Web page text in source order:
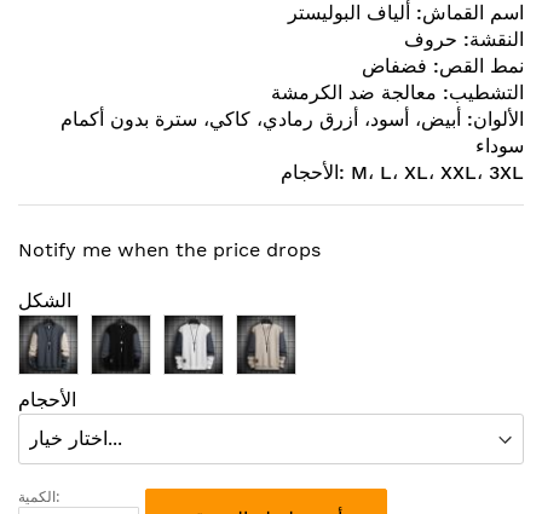
اسم القماش: ألياف البوليستر
النقشة: حروف
نمط القص: فضفاض
التشطيب: معالجة ضد الكرمشة
الألوان: أبيض، أسود، أزرق رمادي، كاكي، سترة بدون أكمام
سوداء
الأحجام: M، L، XL، XXL، 3XL
Notify me when the price drops
الشكل
الأحجام
الكمية: